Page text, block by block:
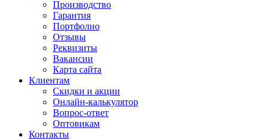
Производство
Гарантия
Портфолио
Отзывы
Реквизиты
Вакансии
Карта сайта
Клиентам
Скидки и акции
Онлайн-калькулятор
Вопрос-ответ
Оптовикам
Контакты